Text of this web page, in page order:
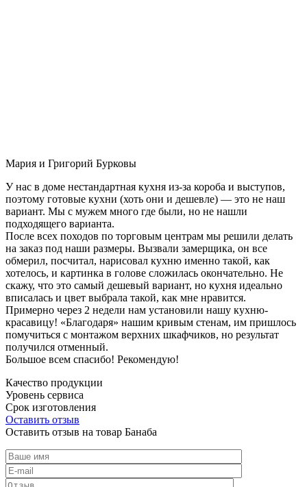
Мария и Григорий Бурковы
У нас в доме нестандартная кухня из-за короба и выступов,
поэтому готовые кухни (хоть они и дешевле) — это не наш
вариант. Мы с мужем много где были, но не нашли
подходящего варианта.
После всех походов по торговым центрам мы решили делать
на заказ под наши размеры. Вызвали замерщика, он все
обмерил, посчитал, нарисовал кухню именно такой, как
хотелось, и картинка в голове сложилась окончательно. Не
скажу, что это самый дешевый вариант, но кухня идеально
вписалась и цвет выбрала такой, как мне нравится.
Примерно через 2 недели нам установили нашу кухню-
красавицу! «Благодаря» нашим кривым стенам, им пришлось
помучиться с монтажом верхних шкафчиков, но результат
получился отменный.
Большое всем спасибо! Рекомендую!
Качество продукции
Уровень сервиса
Срок изготовления
Оставить отзыв
Оставить отзыв на товар Банаба